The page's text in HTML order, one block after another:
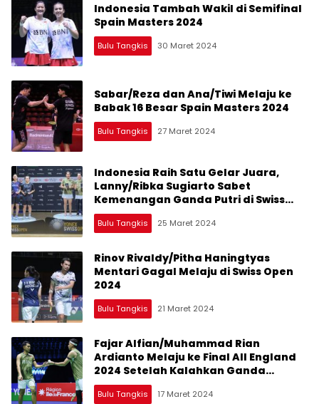
Indonesia Tambah Wakil di Semifinal
Spain Masters 2024
Bulu Tangkis 30 Maret 2024
Sabar/Reza dan Ana/Tiwi Melaju ke
Babak 16 Besar Spain Masters 2024
Bulu Tangkis 27 Maret 2024
Indonesia Raih Satu Gelar Juara,
Lanny/Ribka Sugiarto Sabet
Kemenangan Ganda Putri di Swiss
Open 2024
Bulu Tangkis 25 Maret 2024
Rinov Rivaldy/Pitha Haningtyas
Mentari Gagal Melaju di Swiss Open
2024
Bulu Tangkis 21 Maret 2024
Fajar Alfian/Muhammad Rian
Ardianto Melaju ke Final All England
2024 Setelah Kalahkan Ganda
Jepang
Bulu Tangkis 17 Maret 2024